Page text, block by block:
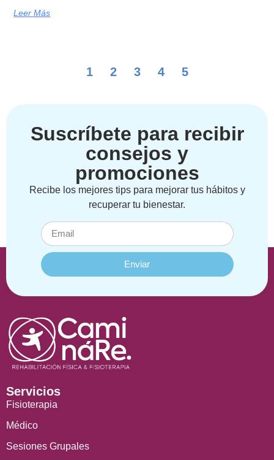
Leer Más
1 2 3 4 5
Suscríbete para recibir
consejos y
promociones
Recibe los mejores tips para mejorar tus hábitos y
recuperar tu bienestar.
Enviar
Servicios
Fisioterapia
Médico
Sesiones Grupales